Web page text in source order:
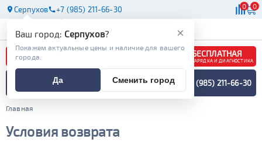
Серпухов +7 (985) 211-66-30 0 0
АКБ
БЕСПЛАТНАЯ
ЗАРЯДКА И ДИАГНОСТИКА
ПОДБОР АККУМУЛЯТОРА
СПЕЦИАЛИСТОМ +7 (985) 211-66-30
Главная
Условия возврата
×
Ваш город: Серпухов?
Покажем актуальные цены и наличие для вашего
города.
Да Сменить город